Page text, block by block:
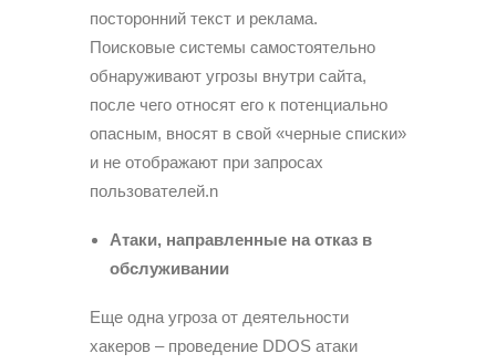
посторонний текст и реклама.
Поисковые системы самостоятельно
обнаруживают угрозы внутри сайта,
после чего относят его к потенциально
опасным, вносят в свой «черные списки»
и не отображают при запросах
пользователей.n
Атаки, направленные на отказ в
обслуживании
Еще одна угроза от деятельности
хакеров – проведение DDOS атаки